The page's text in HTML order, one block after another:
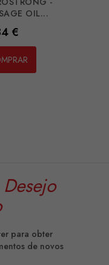
OIL...
€
Desejo
para obter
de novos